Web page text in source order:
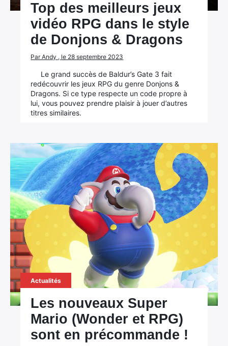
Top des meilleurs jeux
vidéo RPG dans le style
de Donjons & Dragons
Par Andy , le 28 septembre 2023
Le grand succès de Baldur’s Gate 3 fait
redécouvrir les jeux RPG du genre Donjons &
Dragons. Si ce type respecte un code propre à
lui, vous pouvez prendre plaisir à jouer d’autres
titres similaires.
Actualités
Les nouveaux Super
Mario (Wonder et RPG)
sont en précommande !